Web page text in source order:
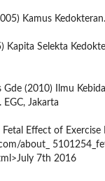
Kamus
Kapita Selekta
Gde (2010) Ilmu
EGC, Jakarta
Fetal Effect of Exercise
about_
7th 2016